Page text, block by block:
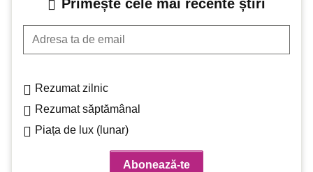
Primește cele mai recente știri
Adresa ta de email
Rezumat zilnic
Rezumat săptămânal
Piața de lux (lunar)